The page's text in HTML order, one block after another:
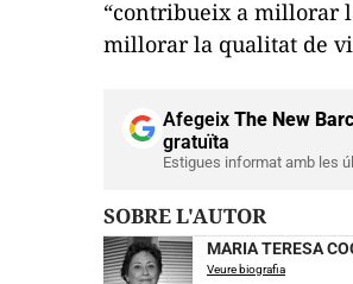
“contribueix a millorar
millorar la qualitat de
Afegeix The New
gratuïta
Estigues informat amb les
SOBRE L'AUTOR
MARIA TERESA
Veure biografia